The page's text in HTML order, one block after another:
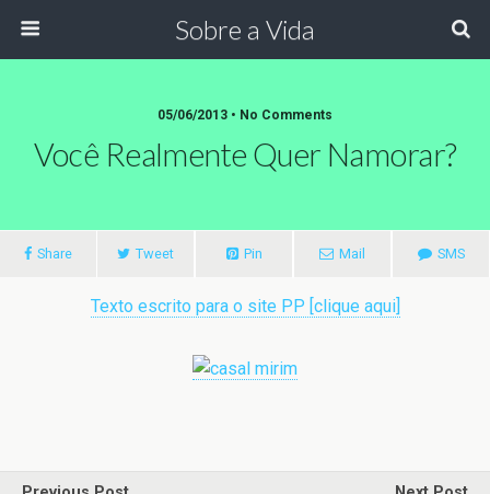
Sobre a Vida
05/06/2013 • No Comments
Você Realmente Quer Namorar?
Share Tweet Pin Mail SMS
Texto escrito para o site PP [clique aqui]